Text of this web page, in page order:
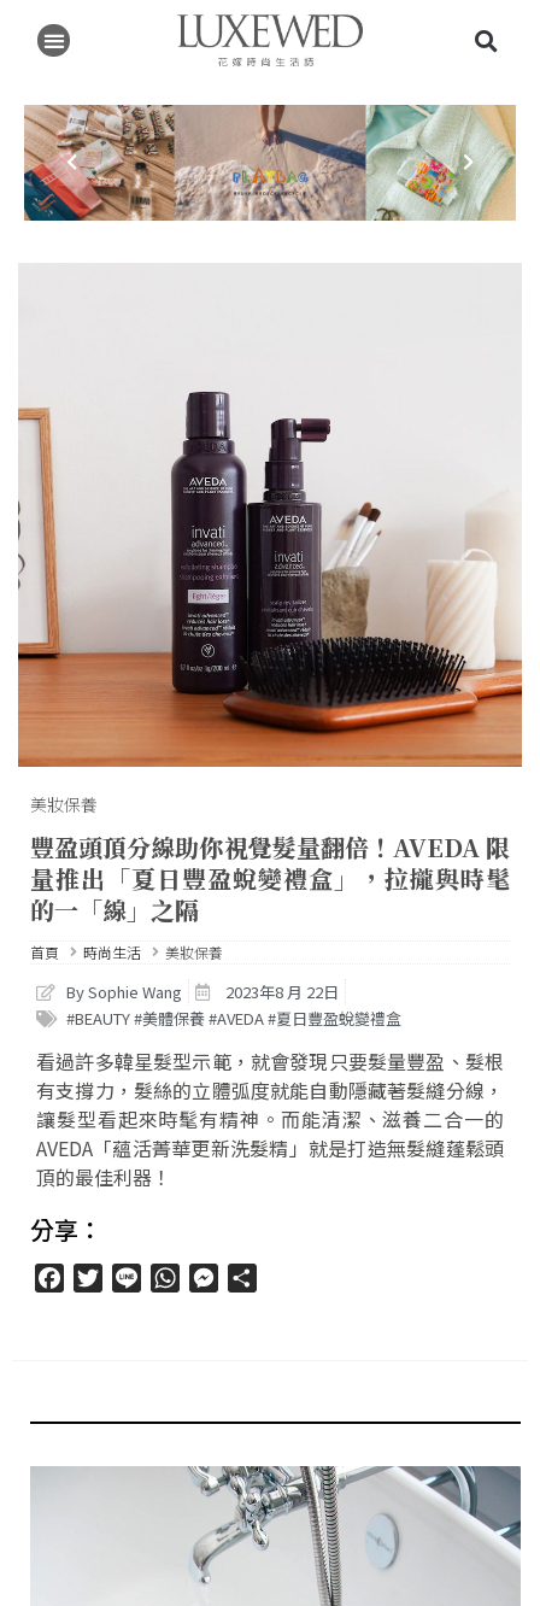
美妝保養
豐盈頭頂分線助你視覺髮量翻倍！AVEDA 限
量推出「夏日豐盈蛻變禮盒」，拉攏與時髦
的一「線」之隔
首頁 時尚生活 美妝保養
By Sophie Wang
2023年8 月 22日
#BEAUTY #美體保養 #AVEDA #夏日豐盈蛻變禮盒
看過許多韓星髮型示範，就會發現只要髮量豐盈、髮根
有支撐力，髮絲的立體弧度就能自動隱藏著髮縫分線，
讓髮型看起來時髦有精神。而能清潔、滋養二合一的
AVEDA「蘊活菁華更新洗髮精」就是打造無髮縫蓬鬆頭
頂的最佳利器！
分享：
FacebookTwitter
Line WhatsAppMessenger